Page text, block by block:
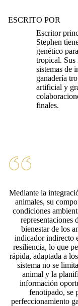
ESCRITO POR
Escritor
Stephen
genético
tropical. Sus
sistemas de
ganadería
artificial y
finales.
Mediante la
animales, su
condiciones
representaciones
bienestar de los
indicador indirecto
resiliencia, lo que
rápida, adaptada a
sistema no se
animal y la
información
fenotipado, se
perfeccionamiento